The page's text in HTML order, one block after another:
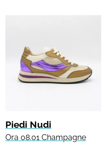
Piedi Nudi
Ora 08.01 Champagne